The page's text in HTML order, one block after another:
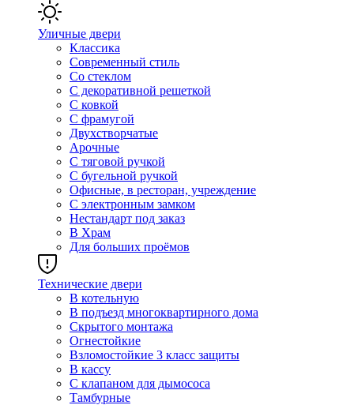
Уличные двери
Классика
Современный стиль
Со стеклом
С декоративной решеткой
С ковкой
С фрамугой
Двухстворчатые
Арочные
С тяговой ручкой
С бугельной ручкой
Офисные, в ресторан, учреждение
С электронным замком
Нестандарт под заказ
В Храм
Для больших проёмов
Технические двери
В котельную
В подъезд многоквартирного дома
Скрытого монтажа
Огнестойкие
Взломостойкие 3 класс защиты
В кассу
С клапаном для дымососа
Тамбурные